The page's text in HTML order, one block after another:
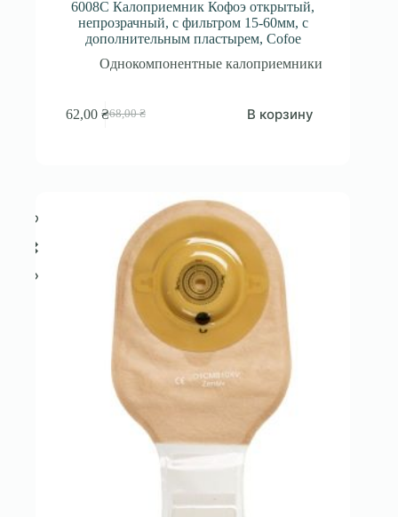
6008C Калоприемник Кофоэ открытый,
непрозрачный, с фильтром 15-60мм, с
дополнительным пластырем, Cofoe
Однокомпонентные калоприемники
68,00₴
Первоначальная
62,00 ₴Текущая
В корзину